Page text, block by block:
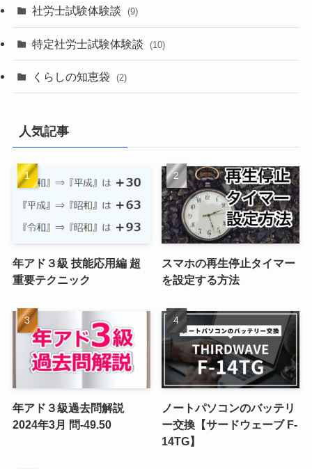
(1)
(1)
(2)
(1)
社労士試験体験談 (9)
特定社労士試験体験談 (10)
くらしの知恵袋 (2)
人気記事
年アド３級 技能応用編 超
重要テクニック
スマホの再生停止タイマー
を設定する方法
年アド３級過去問解説
2024年3月 問-49.50
ノートパソコンのバッテリ
ー交換【サードウェーブ F-
14TG】